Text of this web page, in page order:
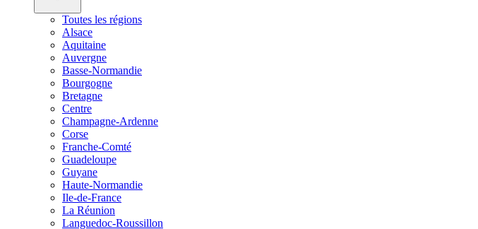
Toutes les régions
Alsace
Aquitaine
Auvergne
Basse-Normandie
Bourgogne
Bretagne
Centre
Champagne-Ardenne
Corse
Franche-Comté
Guadeloupe
Guyane
Haute-Normandie
Ile-de-France
La Réunion
Languedoc-Roussillon